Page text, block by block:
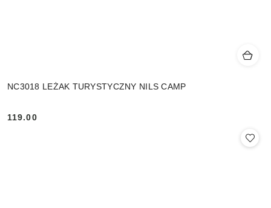
NC3018 LEŻAK TURYSTYCZNY NILS CAMP
Cena:
119.00